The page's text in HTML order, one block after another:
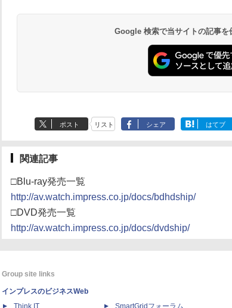
Google 検索で当サイトの記事を
ポスト リスト シェア はてブ
関連記事
□Blu-ray発売一覧
http://av.watch.impress.co.jp/docs/bdhdship/
□DVD発売一覧
http://av.watch.impress.co.jp/docs/dvdship/
Group site links
インプレスのビジネスWeb